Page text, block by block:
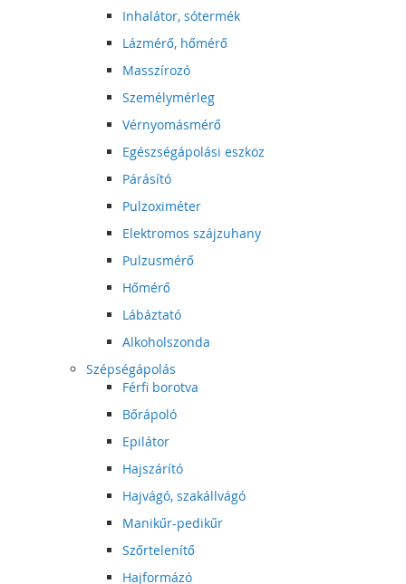
Inhalátor, sótermék
Lázmérő, hőmérő
Masszírozó
Személymérleg
Vérnyomásmérő
Egészségápolási eszköz
Párásító
Pulzoximéter
Elektromos szájzuhany
Pulzusmérő
Hőmérő
Lábáztató
Alkoholszonda
Szépségápolás
Férfi borotva
Bőrápoló
Epilátor
Hajszárító
Hajvágó, szakállvágó
Manikűr-pedikűr
Szőrtelenítő
Hajformázó